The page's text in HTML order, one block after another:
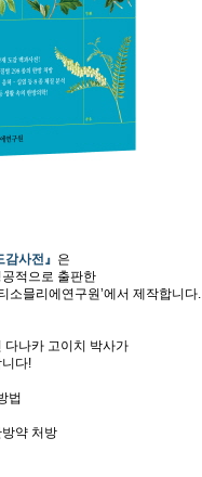
감사전』 은
적으로 출판한
소믈리에연구원’에서 제작합니다.
다나카 고이치 박사가
다!
약 처방